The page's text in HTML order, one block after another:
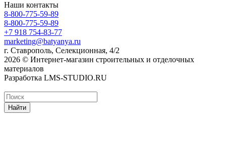
Наши контакты
8-800-775-59-89
8-800-775-59-89
+7 918 754-83-77
marketing@batyanya.ru
г. Ставрополь, Селекционная, 4/2
2026 © Интернет-магазин строительных и отделочных
материалов
Разработка LMS-STUDIO.RU
Найти